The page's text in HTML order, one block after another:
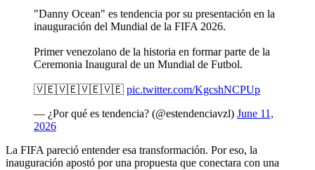
"Danny Ocean" es tendencia por su presentación en la
inauguración del Mundial de la FIFA 2026.
Primer venezolano de la historia en formar parte de la
Ceremonia Inaugural de un Mundial de Futbol.
🇻🇪🇻🇪🇻🇪🇻🇪 pic.twitter.com/KgcshNCPUp
— ¿Por qué es tendencia? (@estendenciavzl) June 11,
2026
La FIFA pareció entender esa transformación. Por eso, la
inauguración apostó por una propuesta que conectara con una